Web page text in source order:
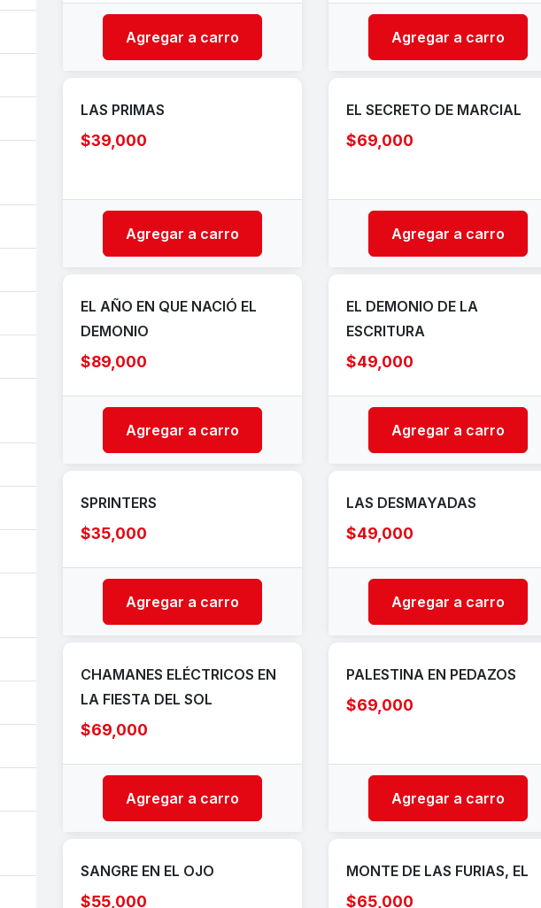
Agregar a carro Agregar a carro
LAS PRIMAS
$39,000
Agregar a carro
EL SECRETO DE MARCIAL
$69,000
Agregar a carro
EL AÑO EN QUE NACIÓ EL
DEMONIO
$89,000
Agregar a carro
EL DEMONIO DE LA
ESCRITURA
$49,000
Agregar a carro
SPRINTERS
$35,000
Agregar a carro
LAS DESMAYADAS
$49,000
Agregar a carro
CHAMANES ELÉCTRICOS EN
LA FIESTA DEL SOL
$69,000
Agregar a carro
PALESTINA EN PEDAZOS
$69,000
Agregar a carro
SANGRE EN EL OJO
$55,000
MONTE DE LAS FURIAS, EL
$65,000